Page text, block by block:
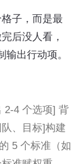
子，而是最
后没人看，
出行动项。
2-4 个选项] 背
、目标]构建
5 个标准（如